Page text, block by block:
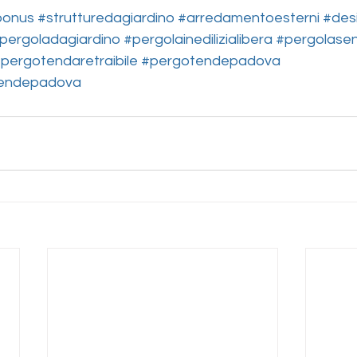
#strutturedagiardino #arredamentoesterni
#pergolainedilizialibera
#pergotendepadova